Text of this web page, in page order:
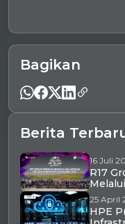
Bagikan
Berita
16 Juli
R17
25 April
HPE